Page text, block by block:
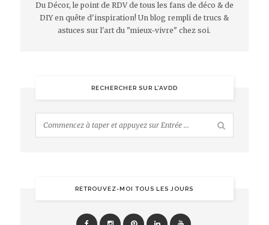
Du Décor, le point de RDV de tous les fans de déco & de
DIY en quête d'inspiration! Un blog rempli de trucs &
astuces sur l'art du "mieux-vivre" chez soi.
RECHERCHER SUR L’AVDD
RETROUVEZ-MOI TOUS LES JOURS